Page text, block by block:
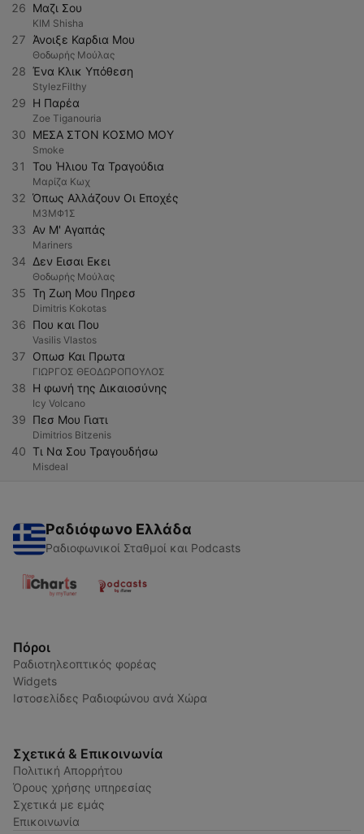
26 Μαζι Σου
KIM Shisha
27 Άνοιξε Καρδια Μου
Θοδωρής Μούλας
28 Ένα Κλικ Υπόθεση
StylezFilthy
29 Η Παρέα
Zoe Tiganouria
30 ΜΕΣΑ ΣΤΟΝ ΚΟΣΜΟ ΜΟΥ
Smoke
31 Του Ήλιου Τα Τραγούδια
Μαρίζα Κωχ
32 Όπως Αλλάζουν Οι Εποχές
Μ3ΜΦ1Σ
33 Αν Μ' Αγαπάς
Mariners
34 Δεν Εισαι Εκει
Θοδωρής Μούλας
35 Τη Ζωη Μου Πηρεσ
Dimitris Kokotas
36 Που και Που
Vasilis Vlastos
37 Οπωσ Και Πρωτα
ΓΙΩΡΓΟΣ ΘΕΟΔΩΡΟΠΟΥΛΟΣ
38 Η φωνή της Δικαιοσύνης
Icy Volcano
39 Πεσ Μου Γιατι
Dimitrios Bitzenis
40 Τι Να Σου Τραγουδήσω
Misdeal
Ραδιόφωνο Ελλάδα
Ραδιοφωνικοί Σταθμοί και Podcasts
Πόροι
Ραδιοτηλεοπτικός φορέας
Widgets
Ιστοσελίδες Ραδιοφώνου ανά Χώρα
Σχετικά & Επικοινωνία
Πολιτική Απορρήτου
Όρους χρήσης υπηρεσίας
Σχετικά με εμάς
Επικοινωνία